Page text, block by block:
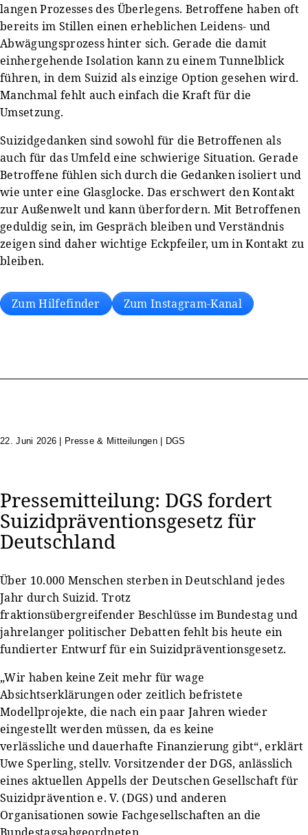
langen Prozesses des Überlegens. Betroffene haben oft
bereits im Stillen einen erheblichen Leidens- und
Abwägungsprozess hinter sich. Gerade die damit
einhergehende Isolation kann zu einem Tunnelblick
führen, in dem Suizid als einzige Option gesehen wird.
Manchmal fehlt auch einfach die Kraft für die
Umsetzung.
Suizidgedanken sind sowohl für die Betroffenen als
auch für das Umfeld eine schwierige Situation. Gerade
Betroffene fühlen sich durch die Gedanken isoliert und
wie unter eine Glasglocke. Das erschwert den Kontakt
zur Außenwelt und kann überfordern. Mit Betroffenen
geduldig sein, im Gespräch bleiben und Verständnis
zeigen sind daher wichtige Eckpfeiler, um in Kontakt zu
bleiben.
Zum Hilfefinder Zum Instagram-Kanal
22. Juni 2026 Presse & Mitteilungen | DGS
Pressemitteilung: DGS fordert
Suizidpräventionsgesetz für
Deutschland
Über 10.000 Menschen sterben in Deutschland jedes
Jahr durch Suizid. Trotz
fraktionsübergreifender Beschlüsse im Bundestag und
jahrelanger politischer Debatten fehlt bis heute ein
fundierter Entwurf für ein Suizidpräventionsgesetz.
„Wir haben keine Zeit mehr für wage
Absichtserklärungen oder zeitlich befristete
Modellprojekte, die nach ein paar Jahren wieder
eingestellt werden müssen, da es keine
verlässliche und dauerhafte Finanzierung gibt“, erklärt
Uwe Sperling, stellv. Vorsitzender der DGS, anlässlich
eines aktuellen Appells der Deutschen Gesellschaft für
Suizidprävention e. V. (DGS) und anderen
Organisationen sowie Fachgesellschaften an die